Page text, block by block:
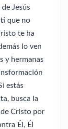
Jesús
que no
te ha
lo ven
y hermanas
estás
busca la
Cristo por
Él, Él